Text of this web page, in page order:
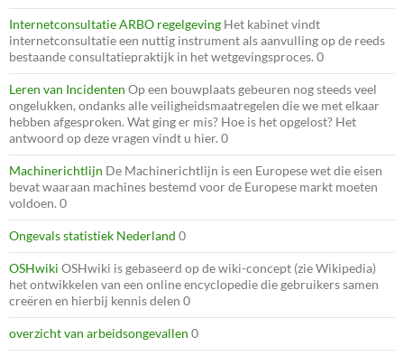
Internetconsultatie ARBO regelgeving Het kabinet vindt
internetconsultatie een nuttig instrument als aanvulling op de reeds
bestaande consultatiepraktijk in het wetgevingsproces. 0
Leren van Incidenten Op een bouwplaats gebeuren nog steeds veel
ongelukken, ondanks alle veiligheidsmaatregelen die we met elkaar
hebben afgesproken. Wat ging er mis? Hoe is het opgelost? Het
antwoord op deze vragen vindt u hier. 0
Machinerichtlijn De Machinerichtlijn is een Europese wet die eisen
bevat waaraan machines bestemd voor de Europese markt moeten
voldoen. 0
Ongevals statistiek Nederland 0
OSHwiki OSHwiki is gebaseerd op de wiki-concept (zie Wikipedia)
het ontwikkelen van een online encyclopedie die gebruikers samen
creëren en hierbij kennis delen 0
overzicht van arbeidsongevallen 0